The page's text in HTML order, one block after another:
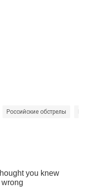
Российские обстрелы